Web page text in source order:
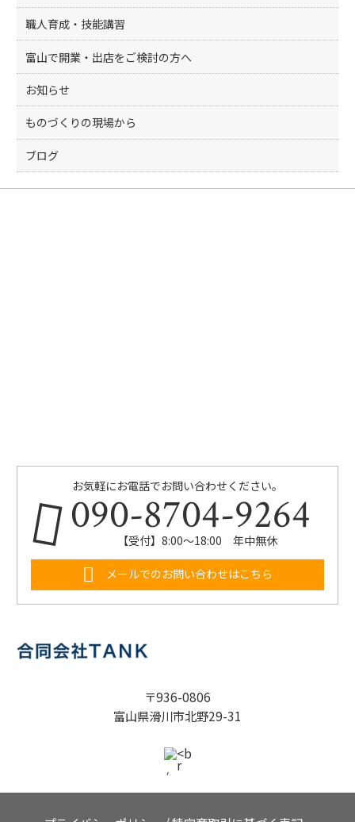
職人育成・技能講習
富山で開業・出店をご検討の方へ
お知らせ
ものづくりの現場から
ブログ
お気軽にお電話でお問い合わせください。
090-8704-9264
【受付】8:00～18:00 年中無休
メールでのお問い合わせはこちら
〒936-0806
富山県滑川市北野29-31